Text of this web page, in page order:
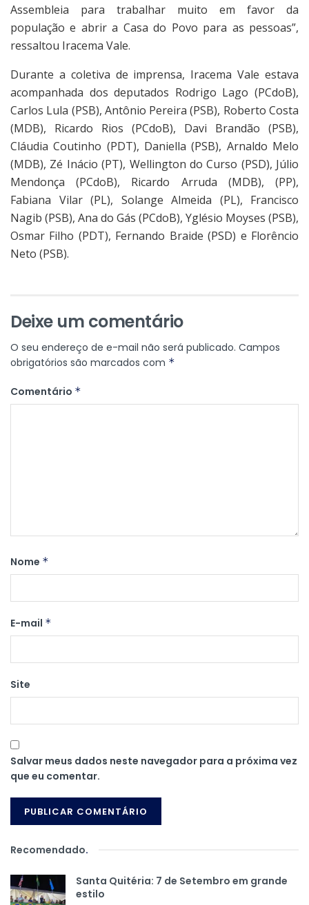
Assembleia para trabalhar muito em favor da
população e abrir a Casa do Povo para as pessoas”,
ressaltou Iracema Vale.
Durante a coletiva de imprensa, Iracema Vale estava
acompanhada dos deputados Rodrigo Lago (PCdoB),
Carlos Lula (PSB), Antônio Pereira (PSB), Roberto Costa
(MDB), Ricardo Rios (PCdoB), Davi Brandão (PSB),
Cláudia Coutinho (PDT), Daniella (PSB), Arnaldo Melo
(MDB), Zé Inácio (PT), Wellington do Curso (PSD), Júlio
Mendonça (PCdoB), Ricardo Arruda (MDB), (PP),
Fabiana Vilar (PL), Solange Almeida (PL), Francisco
Nagib (PSB), Ana do Gás (PCdoB), Yglésio Moyses (PSB),
Osmar Filho (PDT), Fernando Braide (PSD) e Florêncio
Neto (PSB).
Deixe um comentário
O seu endereço de e-mail não será publicado. Campos
obrigatórios são marcados com *
Comentário *
Nome *
E-mail *
Site
Salvar meus dados neste navegador para a próxima vez
que eu comentar.
Recomendado.
Santa Quitéria: 7 de Setembro em grande
estilo